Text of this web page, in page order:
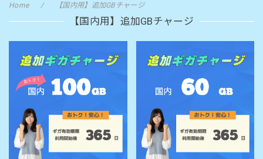
Home 【国内用】追加GBチャージ
【国内用】追加GBチャージ